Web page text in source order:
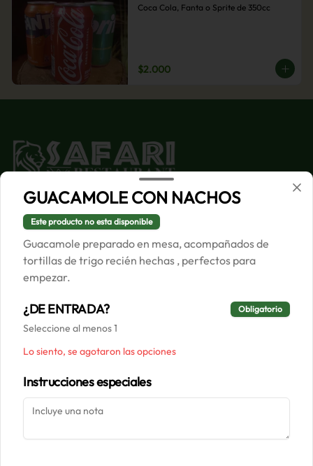
Coca Cola, Fanta o Sprite de 350cc
$2.000
Conócenos
Términos y condiciones
Política de privacidad
Redes sociales
Instagram
Facebook
Mi cuenta
Iniciar sesión
GUACAMOLE CON NACHOS
Este producto no esta disponible
Guacamole preparado en mesa, acompañados de
tortillas de trigo recién hechas , perfectos para
empezar.
¿DE ENTRADA? Obligatorio
Seleccione al menos 1
Lo siento, se agotaron las opciones
Instrucciones especiales